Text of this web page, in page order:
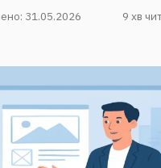
31.05.2026 9 хв